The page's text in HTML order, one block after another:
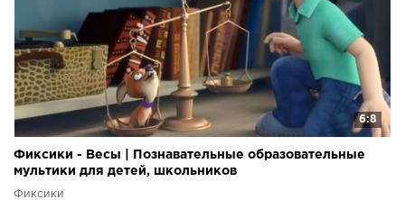
6:8
Фиксики - Весы | Познавательные образовательные
мультики для детей, школьников
Фиксики